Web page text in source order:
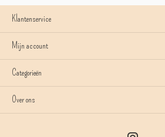
Klantenservice
Mijn account
Categorieën
Over ons